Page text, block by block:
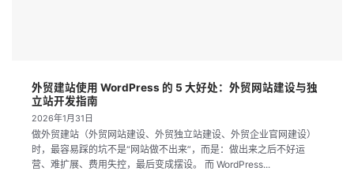
外贸建站使用 WordPress 的 5 大好处：外贸网站建设与独
立站开发指南
2026年1月31日
做外贸建站（外贸网站建设、外贸独立站建设、外贸企业官网建设）
时，最容易踩的坑不是“网站做不出来”，而是：做出来之后不好运
营、难扩展、费用失控，最后变成摆设。 而 WordPress...